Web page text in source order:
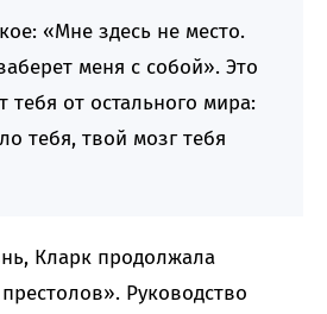
«Мне здесь не место.
меня с собой». Это
тебя от остального мира:
тебя, твой мозг тебя
Кларк продолжала
Руководство